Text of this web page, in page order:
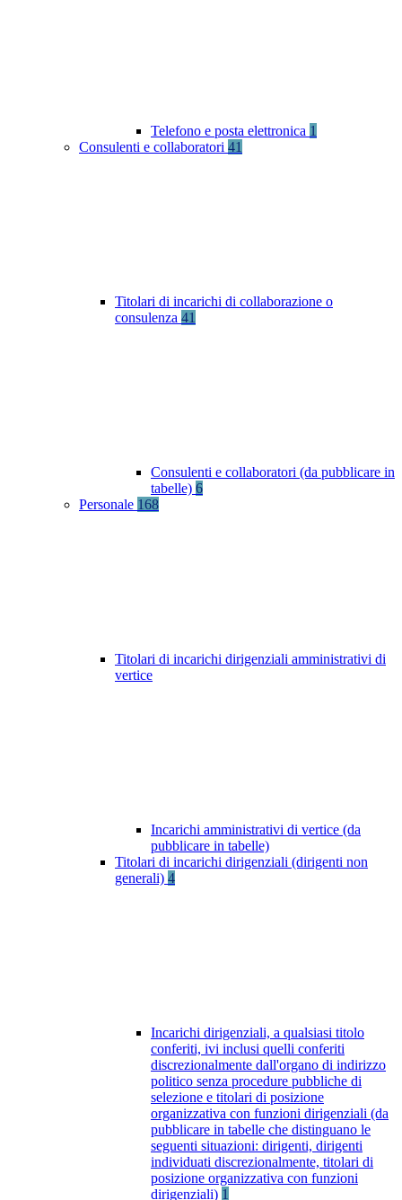
Telefono e posta elettronica 1
Consulenti e collaboratori 41
Titolari di incarichi di collaborazione o
consulenza 41
Consulenti e collaboratori (da pubblicare in
tabelle) 6
Personale 168
Titolari di incarichi dirigenziali amministrativi di
vertice
Incarichi amministrativi di vertice (da
pubblicare in tabelle)
Titolari di incarichi dirigenziali (dirigenti non
generali) 4
Incarichi dirigenziali, a qualsiasi titolo
conferiti, ivi inclusi quelli conferiti
discrezionalmente dall'organo di indirizzo
politico senza procedure pubbliche di
selezione e titolari di posizione
organizzativa con funzioni dirigenziali (da
pubblicare in tabelle che distinguano le
seguenti situazioni: dirigenti, dirigenti
individuati discrezionalmente, titolari di
posizione organizzativa con funzioni
dirigenziali) 1